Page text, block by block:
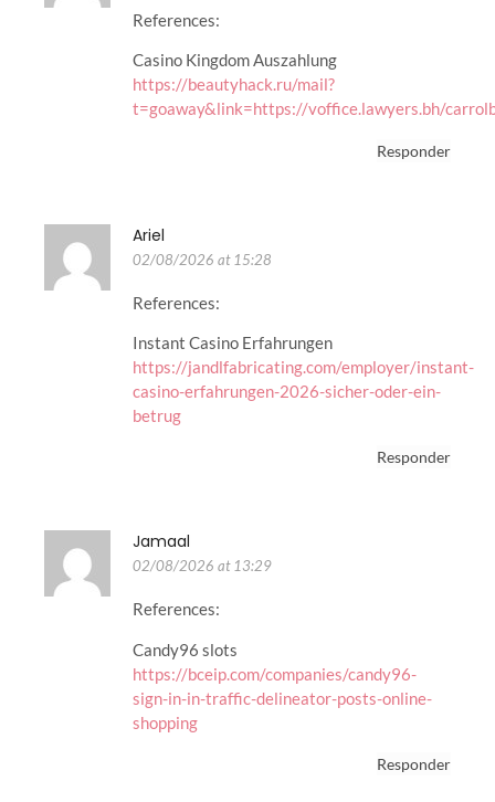
References:
Casino Kingdom Auszahlung
https://beautyhack.ru/mail?
t=goaway&link=https://voffice.lawyers.bh/
Responder
Ariel
02/08/2026 at 15:28
References:
Instant Casino Erfahrungen
https://jandlfabricating.com/employer/instant-
casino-erfahrungen-2026-sicher-oder-ein-
betrug
Responder
Jamaal
02/08/2026 at 13:29
References:
Candy96 slots
https://bceip.com/companies/candy96-
sign-in-in-traffic-delineator-posts-online-
shopping
Responder